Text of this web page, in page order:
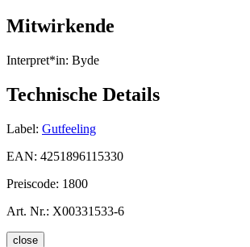
Mitwirkende
Interpret*in: Byde
Technische Details
Label: Gutfeeling
EAN: 4251896115330
Preiscode: 1800
Art. Nr.: X00331533-6
close